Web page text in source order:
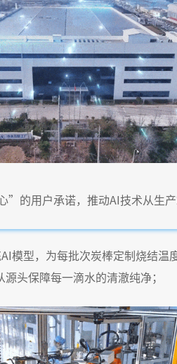
的用户承诺，推动AI技术从生产
模型，为每批次炭棒定制烧结
头保障每一滴水的清澈纯净；